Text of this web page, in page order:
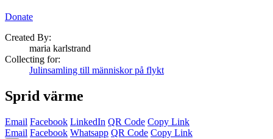
Donate
Created By:
maria karlstrand
Collecting for:
Julinsamling till människor på flykt
Sprid värme
Email Facebook LinkedIn QR Code Copy Link
Email Facebook Whatsapp QR Code Copy Link